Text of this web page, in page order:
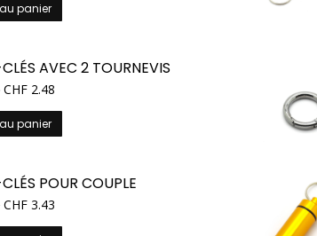
panier
AVEC 2 TOURNEVIS
Le
actuel
est :
CHF 2.48
panier
POUR COUPLE
CHF 3.43